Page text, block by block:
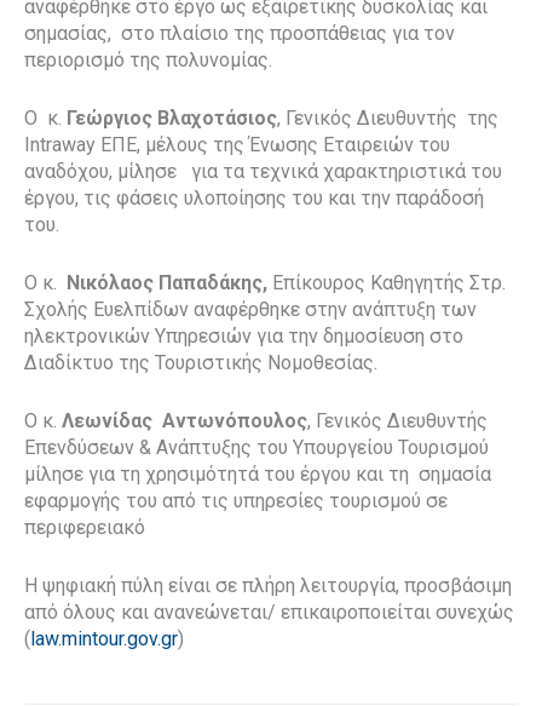
αναφέρθηκε στο έργο ως εξαιρετικής δυσκολίας και
σημασίας, στο πλαίσιο της προσπάθειας για τον
περιορισμό της πολυνομίας.
Ο κ. Γεώργιος Βλαχοτάσιος, Γενικός Διευθυντής της
Intraway ΕΠΕ, μέλους της Ένωσης Εταιρειών του
αναδόχου, μίλησε για τα τεχνικά χαρακτηριστικά του
έργου, τις φάσεις υλοποίησης του και την παράδοσή
του.
Ο κ. Νικόλαος Παπαδάκης, Επίκουρος Καθηγητής Στρ.
Σχολής Ευελπίδων αναφέρθηκε στην ανάπτυξη των
ηλεκτρονικών Υπηρεσιών για την δημοσίευση στο
Διαδίκτυο της Τουριστικής Νομοθεσίας.
Ο κ. Λεωνίδας Αντωνόπουλος, Γενικός Διευθυντής
Επενδύσεων & Ανάπτυξης του Υπουργείου Τουρισμού
μίλησε για τη χρησιμότητά του έργου και τη σημασία
εφαρμογής του από τις υπηρεσίες τουρισμού σε
περιφερειακό
Η ψηφιακή πύλη είναι σε πλήρη λειτουργία, προσβάσιμη
από όλους και ανανεώνεται/ επικαιροποιείται συνεχώς
(law.mintour.gov.gr)